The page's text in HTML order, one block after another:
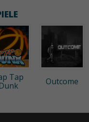
Tap
Outcome